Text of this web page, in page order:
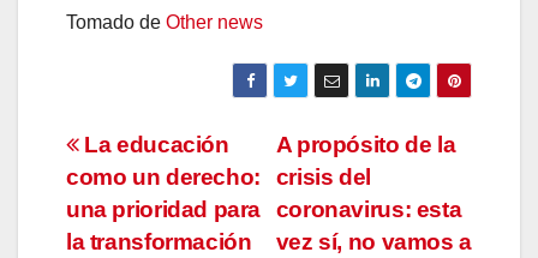
Tomado de Other news
Navegación
de
entradas
A propósito de la
crisis del
coronavirus: esta
vez sí, no vamos a
La educación
como un derecho:
una prioridad para
la transformación